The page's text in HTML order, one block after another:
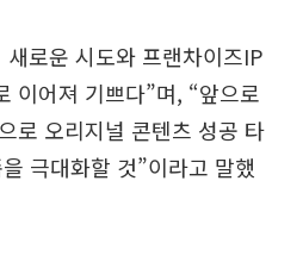
로운 시도와 프랜차이즈IP
이어져 기쁘다”며, “앞으로
로 오리지널 콘텐츠 성공 타
극대화할 것”이라고 말했